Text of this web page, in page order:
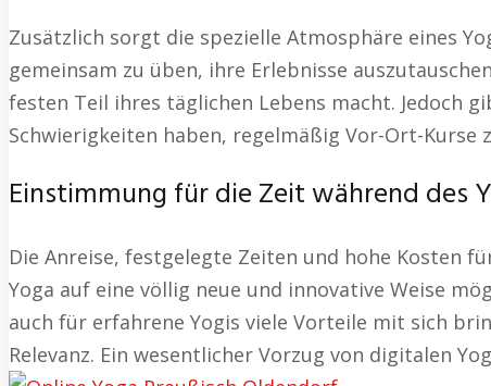
Zusätzlich sorgt die spezielle Atmosphäre eines
gemeinsam zu üben, ihre Erlebnisse
festen Teil ihres täglichen Lebens macht. Jedoch
Schwierigkeiten haben, regelmäßig Vor-Ort-Kurse
Einstimmung für die Zeit während des
Die Anreise, festgelegte Zeiten und hohe Kosten
Yoga auf eine völlig neue und innovative Weise
auch für erfahrene Yogis viele Vorteile mit sich
Relevanz. Ein wesentlicher Vorzug von digitalen